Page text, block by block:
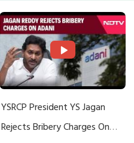
YSRCP President YS Jagan
Rejects Bribery Charges On